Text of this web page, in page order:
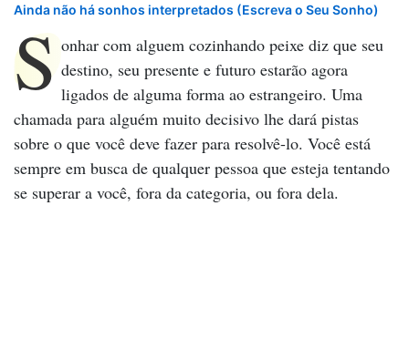
Ainda não há sonhos interpretados (Escreva o Seu Sonho)
S onhar com alguem cozinhando peixe diz que seu
destino, seu presente e futuro estarão agora
ligados de alguma forma ao estrangeiro. Uma
chamada para alguém muito decisivo lhe dará pistas
sobre o que você deve fazer para resolvê-lo. Você está
sempre em busca de qualquer pessoa que esteja tentando
se superar a você, fora da categoria, ou fora dela.